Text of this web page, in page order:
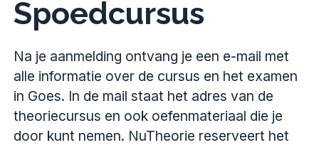
Spoedcursus
Na je aanmelding ontvang je een e-mail met
alle informatie over de cursus en het examen
in Goes. In de mail staat het adres van de
theoriecursus en ook oefenmateriaal die je
door kunt nemen. NuTheorie reserveert het